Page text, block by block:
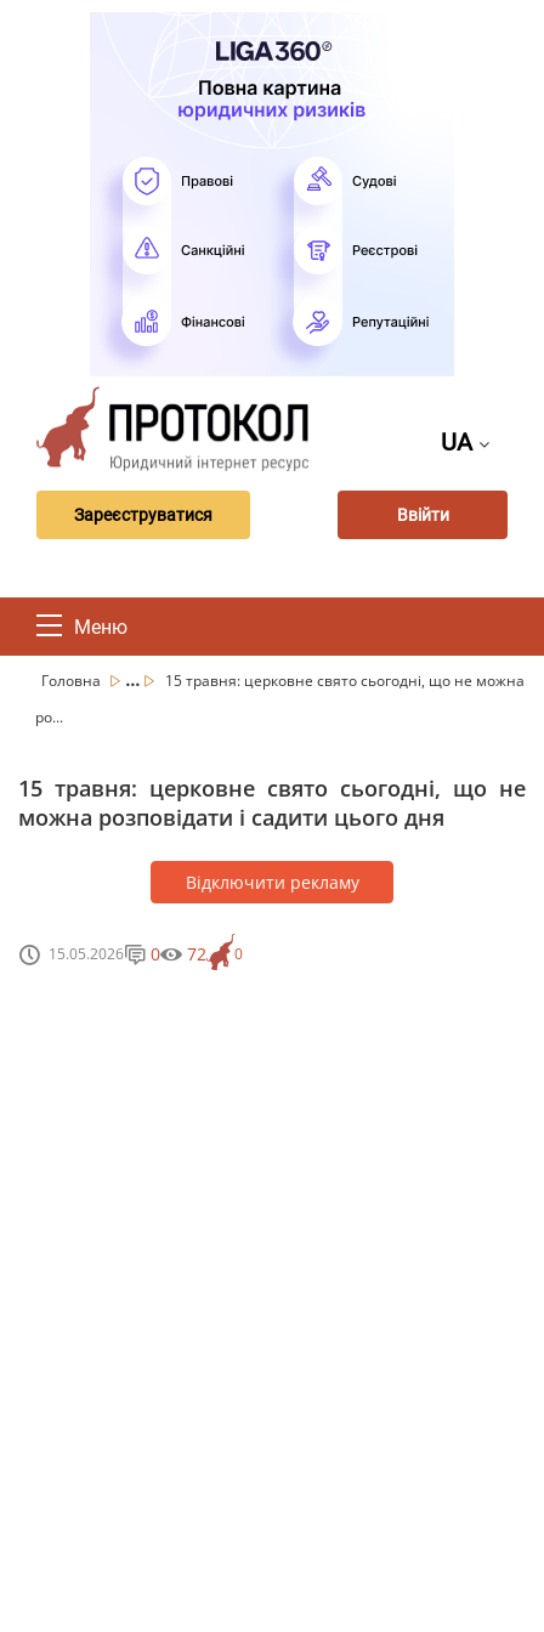
UA
Зареєструватися Ввійти
Меню
Головна ...
15 травня: церковне свято сьогодні, що не можна
ро...
15 травня: церковне свято сьогодні, що не
можна розповідати і садити цього дня
Відключити рекламу
15.05.2026 0
0 72